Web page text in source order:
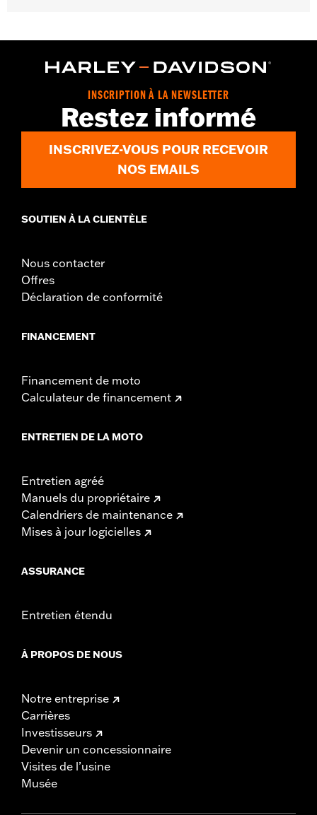
WARRANTY:1 year limited warranty – Go towww.h-
for full details
INSCRIPTION À LA NEWSLETTER
Restez informé
INSCRIVEZ-VOUS POUR RECEVOIR
NOS EMAILS
SOUTIEN À LA CLIENTÈLE
Nous contacter
Offres
Déclaration de conformité
FINANCEMENT
Financement de moto
Calculateur de financement
ENTRETIEN DE LA MOTO
Entretien agréé
Manuels du propriétaire
Calendriers de maintenance
Mises à jour logicielles
ASSURANCE
Entretien étendu
À PROPOS DE NOUS
Notre entreprise
Carrières
Investisseurs
Devenir un concessionnaire
Visites de l’usine
Musée